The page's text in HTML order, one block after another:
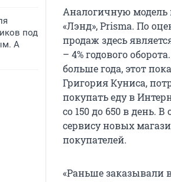
под
А
Аналогичную модель
«Лэнд», Prisma. По
продаж здесь
– 4% годового
больше года, этот
Григория Куниса,
покупать еду в
со 150 до 650 в день.
сервису новых
покупателей.
«Раньше заказывали